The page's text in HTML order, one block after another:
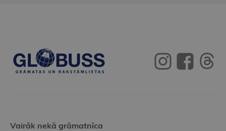
Vairāk nekā grāmatnīca